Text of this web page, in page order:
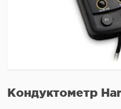
Кондуктометр